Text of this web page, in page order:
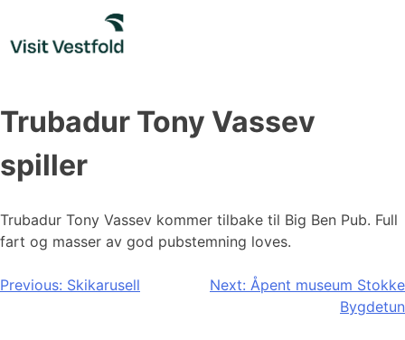
content
Trubadur Tony Vassev
spiller
Trubadur Tony Vassev kommer tilbake til Big Ben Pub. Full
fart og masser av god pubstemning loves.
Innleggsnavigasjon
Previous: Skikarusell Next: Åpent museum Stokke
Bygdetun